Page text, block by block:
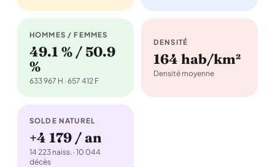
HOMMES / FEMMES
49.1 % / 50.9
%
633 967 H · 657 412 F
DENSITÉ
164 hab/km²
Densité moyenne
SOLDE NATUREL
+4 179 / an
14 223 naiss. · 10 044
décès